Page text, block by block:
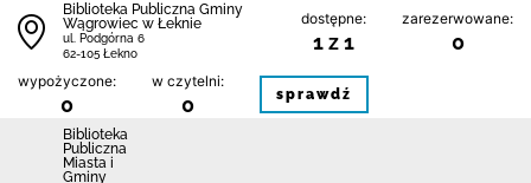
Biblioteka Publiczna Gminy
Wągrowiec w Łeknie
ul. Podgórna 6
62-105 Łekno
dostępne:
1 z 1
zarezerwowane:
0
wypożyczone:
0
w czytelni:
0 sprawdź
Biblioteka
Publiczna
Miasta i
Gminy